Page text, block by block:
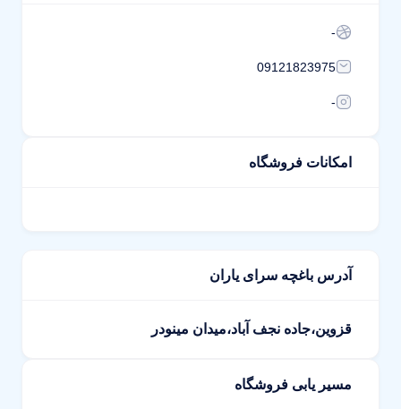
-
09121823975
-
امکانات فروشگاه
آدرس باغچه سرای یاران
قزوین،جاده نجف آباد،میدان مینودر
مسیر یابی فروشگاه